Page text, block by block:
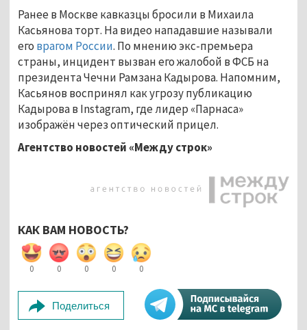
Ранее в Москве кавказцы бросили в Михаила
Касьянова торт. На видео нападавшие называли
его врагом России. По мнению экс-премьера
страны, инцидент вызван его жалобой в ФСБ на
президента Чечни Рамзана Кадырова. Напомним,
Касьянов воспринял как угрозу публикацию
Кадырова в Instagram, где лидер «Парнаса»
изображён через оптический прицел.
Агентство новостей «Между строк»
КАК ВАМ НОВОСТЬ?
0 0 0 0 0
Поделиться